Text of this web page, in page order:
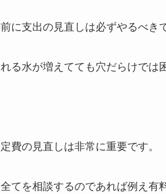
に支出の見直しは必ずやるべき
る水が増えてても穴だらけでは
費の見直しは非常に重要です。
てを相談するのであれば例え